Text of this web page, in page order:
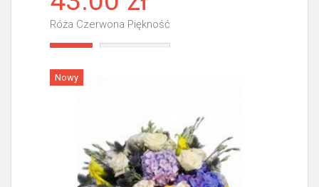
Róża Czerwona Piękność
Nowy